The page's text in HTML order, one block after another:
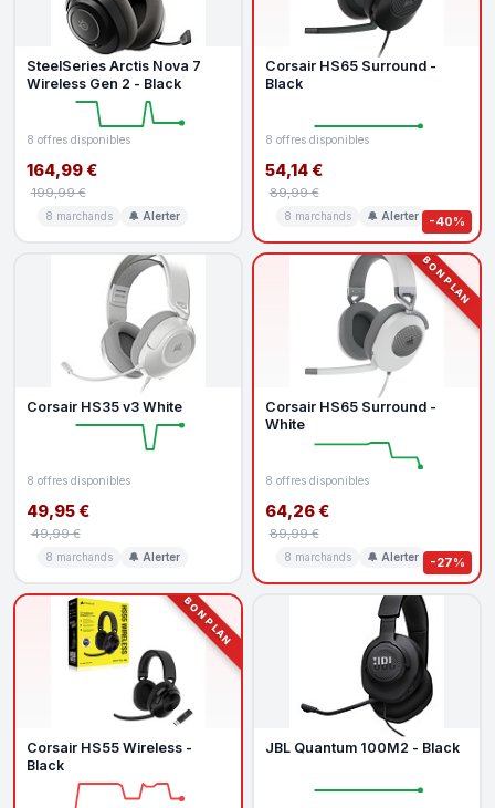
SteelSeries Arctis Nova 7
Wireless Gen 2 - Black
8 offres disponibles
164,99 €
199,99 €
8 marchands 🔔 Alerter -40%
Corsair HS65 Surround -
Black
8 offres disponibles
54,14 €
89,99 €
8 marchands 🔔 Alerter
Corsair HS35 v3 White
8 offres disponibles
49,95 €
49,99 €
8 marchands 🔔 Alerter
BON PLAN
-27%
Corsair HS65 Surround -
White
8 offres disponibles
64,26 €
89,99 €
8 marchands 🔔 Alerter
BON PLAN
Corsair HS55 Wireless -
Black
JBL Quantum 100M2 - Black